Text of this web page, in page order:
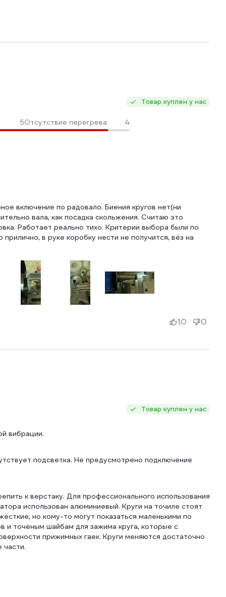
Товар куплен у нас
5Отсутствие перегрева 4
включение по радовало. Биения кругов нет(ни
вала, как посадка скольжения. Считаю это
Работает реально тихо. Критерии выбора были по
в руке коробку нести не получится, вёз на
10 0
Товар куплен у нас
вибрации.
подсветка. Не предусмотрено подключение
к верстаку. Для профессионального использования
использован алюминиевый. Круги на точиле стоят
но кому-то могут показаться маленькими по
и точёным шайбам для зажима круга, которые с
прижимных гаек. Круги меняются достаточно
части.